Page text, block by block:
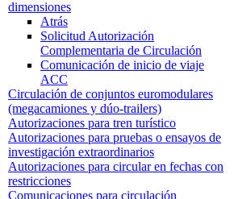
dimensiones
Atrás
Solicitud Autorización
Complementaria de Circulación
Comunicación de inicio de viaje
ACC
Circulación de conjuntos euromodulares
(megacamiones y dúo-trailers)
Autorizaciones para tren turístico
Autorizaciones para pruebas o ensayos de
investigación extraordinarios
Autorizaciones para circular en fechas con
restricciones
Comunicaciones para circulación